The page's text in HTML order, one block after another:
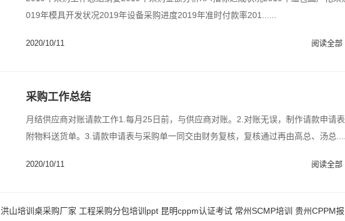
019年模具开发状况2019年设备采购进度2019年准时付款率201......
2020/10/11 阅读全部
采购工作总结
月结供应商对账请款工作1.每月25日前，与供应商对账。2.对账无误，制作请款申请
附物料送货单。3.请款申请表与采购单一同交由财务复核，复核通过再由高总、汤总
2020/10/11 阅读全部
洪山培训桌采购厂家 工程采购分包培训ppt 昆明cppm认证考试 常州SCMP培训 贵州CPPM报